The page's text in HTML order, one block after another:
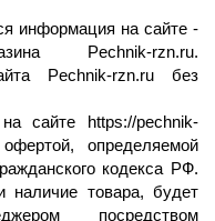
информация на сайте -
Pechnik-rzn.ru.
Pechnik-rzn.ru без
сайте https://pechnik-
определяемой
кодекса РФ.
наличие товара, будет
посредством